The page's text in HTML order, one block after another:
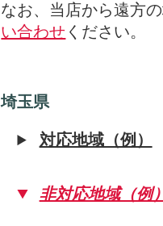
なお、当店から遠方
い合わせ ください。
埼玉県
対応地域（例）
非対応地域（例）